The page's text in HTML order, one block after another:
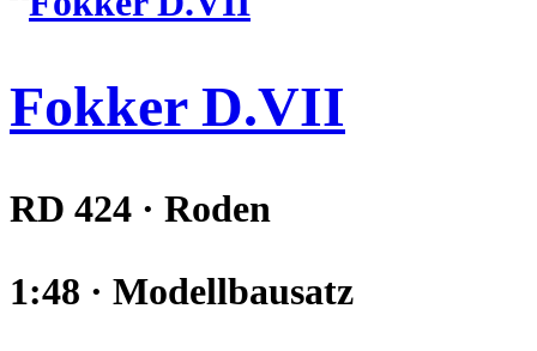
Fokker D.VII
RD 424 · Roden
1:48 · Modellbausatz